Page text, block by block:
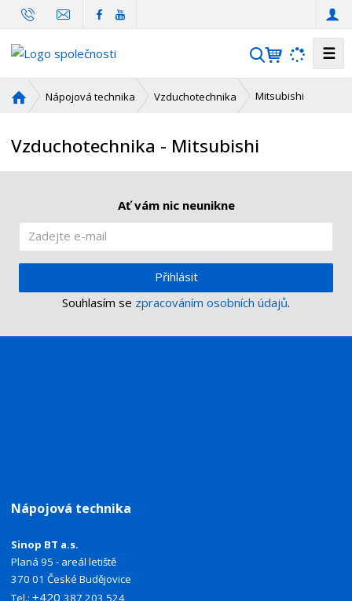
V
h
a
☰
v
d
r
a
n
Nápojová technika Vzduchotechnika Mitsubishi
Vzduchotechnika - Mitsubishi
Ať vám nic neunikne
Přihlásit
Souhlasím se zpracováním osobních údajů.
Nápojová technika
Sinop BT a.s.
Planá 95 - areál letiště
370 01 České Budějovice
Tel.:+420387 203 524